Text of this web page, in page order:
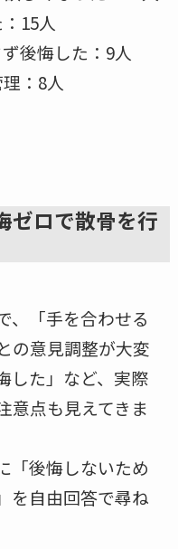
15人
後悔した：9人
：8人
ゼロで散骨を行
、「手を合わせる
の意見調整が大変
した」など、実際
意点も見えてきま
「後悔しないため
を自由回答で尋ね